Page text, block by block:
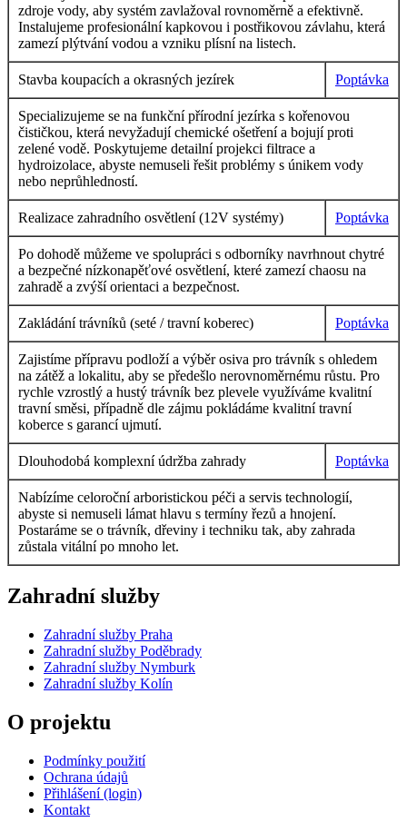
zdroje vody, aby systém zavlažoval rovnoměrně a efektivně.
Instalujeme profesionální kapkovou i postřikovou závlahu, která
zamezí plýtvání vodou a vzniku plísní na listech.
Stavba koupacích a okrasných jezírek Poptávka
Specializujeme se na funkční přírodní jezírka s kořenovou
čističkou, která nevyžadují chemické ošetření a bojují proti
zelené vodě. Poskytujeme detailní projekci filtrace a
hydroizolace, abyste nemuseli řešit problémy s únikem vody
nebo neprůhledností.
Realizace zahradního osvětlení (12V systémy) Poptávka
Po dohodě můžeme ve spolupráci s odborníky navrhnout chytré
a bezpečné nízkonapěťové osvětlení, které zamezí chaosu na
zahradě a zvýší orientaci a bezpečnost.
Zakládání trávníků (seté / travní koberec) Poptávka
Zajistíme přípravu podloží a výběr osiva pro trávník s ohledem
na zátěž a lokalitu, aby se předešlo nerovnoměrnému růstu. Pro
rychle vzrostlý a hustý trávník bez plevele využíváme kvalitní
travní směsi, případně dle zájmu pokládáme kvalitní travní
koberce s garancí ujmutí.
Dlouhodobá komplexní údržba zahrady Poptávka
Nabízíme celoroční arboristickou péči a servis technologií,
abyste si nemuseli lámat hlavu s termíny řezů a hnojení.
Postaráme se o trávník, dřeviny i techniku tak, aby zahrada
zůstala vitální po mnoho let.
Zahradní služby
Zahradní služby Praha
Zahradní služby Poděbrady
Zahradní služby Nymburk
Zahradní služby Kolín
O projektu
Podmínky použití
Ochrana údajů
Přihlášení (login)
Kontakt